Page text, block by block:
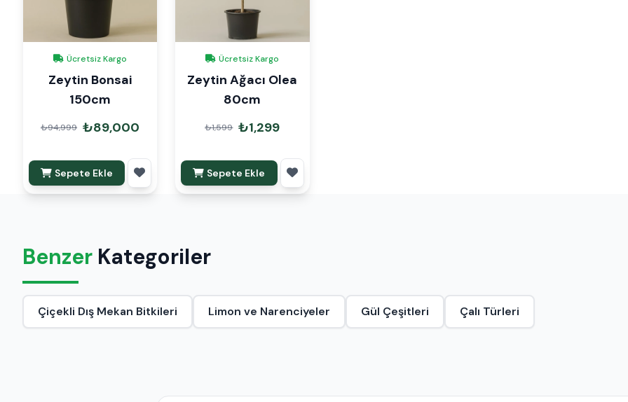
Ücretsiz Kargo
Zeytin Bonsai
150cm
₺94,999 ₺89,000
Sepete Ekle
Ücretsiz Kargo
Zeytin Ağacı Olea
80cm
₺1,599 ₺1,299
Sepete Ekle
Benzer Kategoriler
Çiçekli Dış Mekan Bitkileri Limon ve Narenciyeler Gül Çeşitleri Çalı Türleri